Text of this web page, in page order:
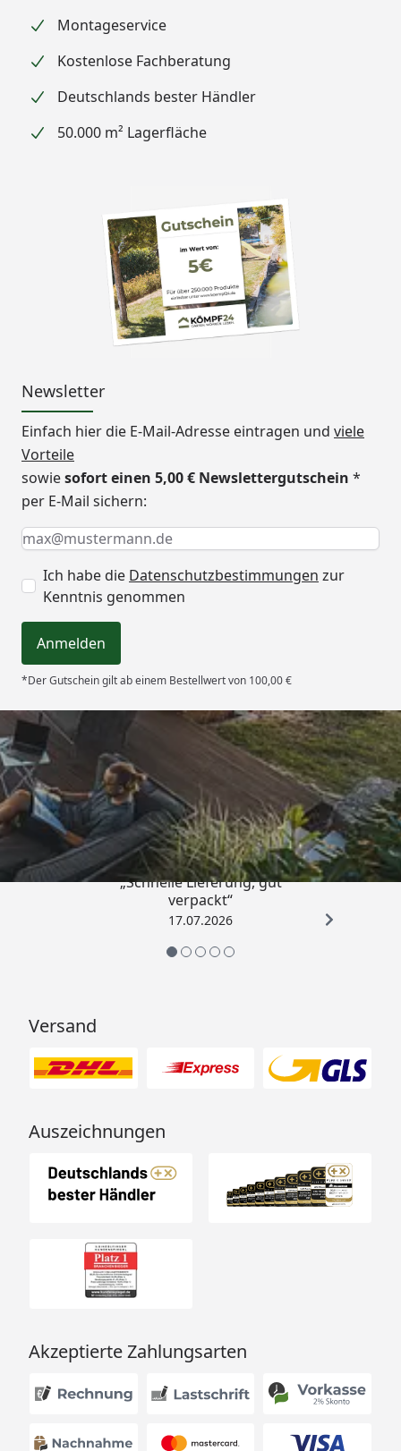
Montageservice
Kostenlose Fachberatung
Deutschlands bester Händler
50.000 m² Lagerfläche
Newsletter
Einfach hier die E-Mail-Adresse eintragen und viele
Vorteile
sowiesofort einen 5,00 € Newslettergutschein *
per E-Mail sichern:
Keine Eingabe erforderlich
Eingabe erforderlich
E-Mail *
Ich habe die Datenschutzbestimmungen zur
Kenntnis genommen
Anmelden
*Der Gutschein gilt ab einem Bestellwert von 100,00 €
Trusted Shops
4,65/ 5
„Schnelle Lieferung, gut
verpackt“
17.07.2026
Versand
Auszeichnungen
Akzeptierte Zahlungsarten